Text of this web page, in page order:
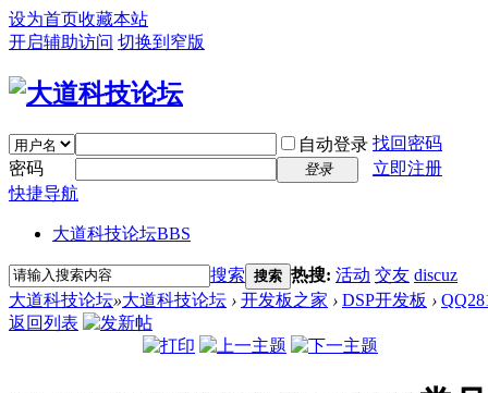
设为首页收藏本站
开启辅助访问 切换到窄版
自动登录 找回密码
密码
登录
立即注册
快捷导航
大道科技论坛BBS
搜索 搜索 热搜: 活动 交友 discuz
大道科技论坛»大道科技论坛 › 开发板之家 › DSP开发板 ›
返回列表